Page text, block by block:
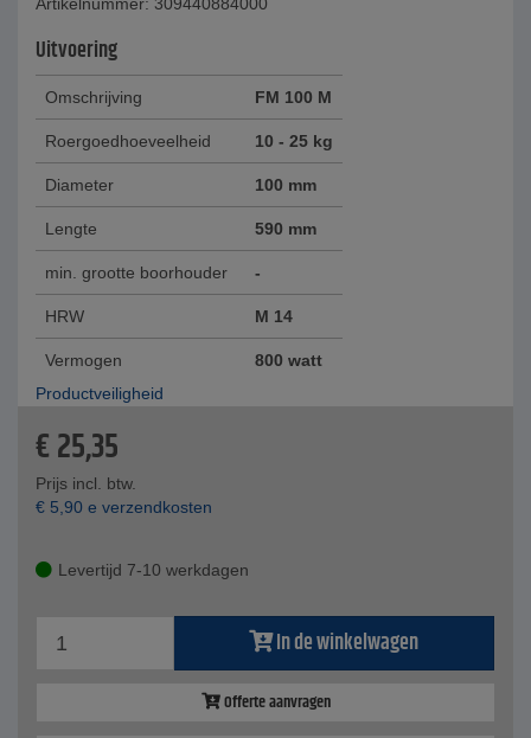
Artikelnummer: 309440884000
Uitvoering
Omschrijving FM 100 M
Roergoedhoeveelheid 10 - 25 kg
Diameter 100 mm
Lengte 590 mm
min. grootte boorhouder -
HRW M 14
Vermogen
800 watt
Productveiligheid
€25,35
Prijs incl. btw.
€ 5,90 e verzendkosten
Levertijd 7-10 werkdagen
In de winkelwagen
Offerte aanvragen